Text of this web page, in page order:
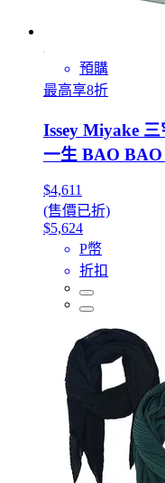
預購
最高享8折
Issey Miyake
一生 BAO
$4,611
(售價已折)
$5,624
P幣
折扣